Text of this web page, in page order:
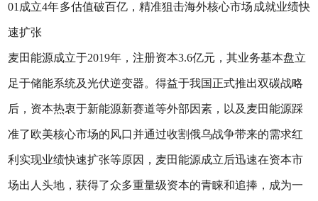
01成立4年多估值破百亿，精准狙击海外核心市场成就业绩快
速扩张
麦田能源成立于2019年，注册资本3.6亿元，其业务基本盘立
足于储能系统及光伏逆变器。得益于我国正式推出双碳战略
后，资本热衷于新能源新赛道等外部因素，以及麦田能源踩
准了欧美核心市场的风口并通过收割俄乌战争带来的需求红
利实现业绩快速扩张等原因，麦田能源成立后迅速在资本市
场出人头地，获得了众多重量级资本的青睐和追捧，成为一